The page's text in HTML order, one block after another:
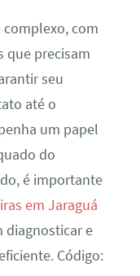
com
que precisam
seu
até o
um papel
do
é importante
em Jaraguá
diagnosticar e
Código: